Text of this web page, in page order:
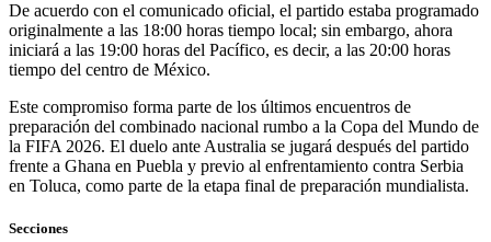
De acuerdo con el comunicado oficial, el partido estaba programado
originalmente a las 18:00 horas tiempo local; sin embargo, ahora
iniciará a las 19:00 horas del Pacífico, es decir, a las 20:00 horas
tiempo del centro de México.
Este compromiso forma parte de los últimos encuentros de
preparación del combinado nacional rumbo a la Copa del Mundo de
la FIFA 2026. El duelo ante Australia se jugará después del partido
frente a Ghana en Puebla y previo al enfrentamiento contra Serbia
en Toluca, como parte de la etapa final de preparación mundialista.
Secciones